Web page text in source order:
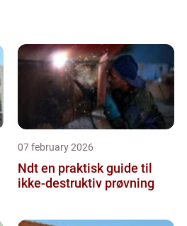
07 february 2026
Ndt en praktisk guide til
ikke-destruktiv prøvning